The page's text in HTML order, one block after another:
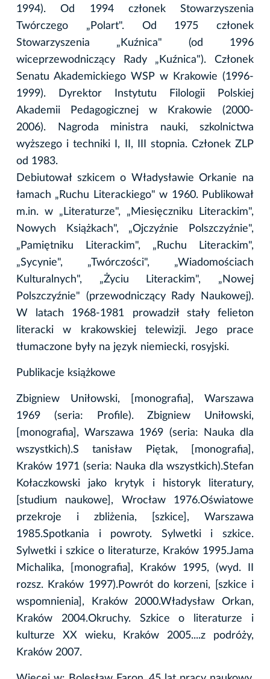
1994). Od 1994 członek Stowarzyszenia
Twórczego „Polart". Od 1975 członek
Stowarzyszenia „Kuźnica" (od 1996
wiceprzewodniczący Rady „Kuźnica"). Członek
Senatu Akademickiego WSP w Krakowie (1996-
1999). Dyrektor Instytutu Filologii Polskiej
Akademii Pedagogicznej w Krakowie (2000-
2006). Nagroda ministra nauki, szkolnictwa
wyższego i techniki I, II, III stopnia. Członek ZLP
od 1983.
Debiutował szkicem o Władysławie Orkanie na
łamach „Ruchu Literackiego" w 1960. Publikował
m.in. w „Literaturze", „Miesięczniku Literackim",
Nowych Książkach", „Ojczyźnie Polszczyźnie",
„Pamiętniku Literackim", „Ruchu Literackim",
„Sycynie", „Twórczości", „Wiadomościach
Kulturalnych", „Życiu Literackim", „Nowej
Polszczyźnie" (przewodniczący Rady Naukowej).
W latach 1968-1981 prowadził stały felieton
literacki w krakowskiej telewizji. Jego prace
tłumaczone były na język niemiecki, rosyjski.
Publikacje książkowe
Zbigniew Uniłowski, [monografia], Warszawa
1969 (seria: Profile). Zbigniew Uniłowski,
[monografia], Warszawa 1969 (seria: Nauka dla
wszystkich).S tanisław Piętak, [monografia],
Kraków 1971 (seria: Nauka dla wszystkich).Stefan
Kołaczkowski jako krytyk i historyk literatury,
[studium naukowe], Wrocław 1976.Oświatowe
przekroje i zbliżenia, [szkice], Warszawa
1985.Spotkania i powroty. Sylwetki i szkice.
Sylwetki i szkice o literaturze, Kraków 1995.Jama
Michalika, [monografia], Kraków 1995, (wyd. II
rozsz. Kraków 1997).Powrót do korzeni, [szkice i
wspomnienia], Kraków 2000.Władysław Orkan,
Kraków 2004.Okruchy. Szkice o literaturze i
kulturze XX wieku, Kraków 2005....z podróży,
Kraków 2007.